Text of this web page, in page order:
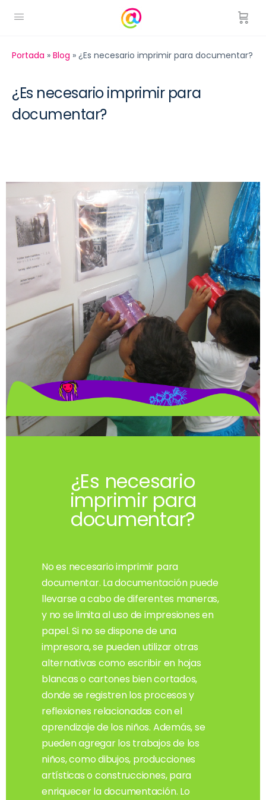
Portada » Blog » ¿Es necesario imprimir para documentar?
¿Es necesario imprimir para
documentar?
¿Es necesario
imprimir para
documentar?
No es necesario imprimir para
documentar. La documentación puede
llevarse a cabo de diferentes maneras,
y no se limita al uso de impresiones en
papel. Si no se dispone de una
impresora, se pueden utilizar otras
alternativas como escribir en hojas
blancas o cartones bien cortados,
donde se registren los procesos y
reflexiones relacionadas con el
aprendizaje de los niños. Además, se
pueden agregar los trabajos de los
niños, como dibujos, producciones
artísticas o construcciones, para
enriquecer la documentación. Lo